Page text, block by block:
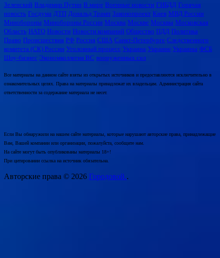
Зеленский Владимир Путин В мире Военные новости ГИБДД Горячая
новость Госдума ДТП Дональд Трамп Законопроект Киев МВД России
Минобороны Минобороны России Москва Москве Москвы Московская
Область НАТО Новости Новости компаний Общество ПДД Политика
Право Происшествия РФ Россия США Санкт-Петербурге Следственного
комитета (СК) России Уголовный процесс Украина Украине Украины ФСБ
Шоу-бизнес Экономколлегия ВС вооруженных сил
Все материалы на данном сайте взяты из открытых источников и предоставляются исключительно в
ознакомительных целях. Права на материалы принадлежат их владельцам. Администрация сайта
ответственности за содержание материала не несет.
Если Вы обнаружили на нашем сайте материалы, которые нарушают авторские права, принадлежащие
Вам, Вашей компании или организации, пожалуйста, сообщите нам.
На сайте могут быть опубликованы материалы 18+!
При цитировании ссылка на источник обязательна.
Авторские права © 2026 Городовой..